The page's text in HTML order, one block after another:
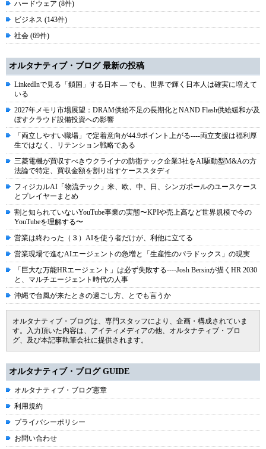
ハードウェア (8件)
ビジネス (143件)
社会 (69件)
オルタナティブ・ブログ 最新の投稿
LinkedInで見る「鎖国」する日本 ― でも、世界で輝く日本人は確実に増えて
いる
2027年メモリ市場展望：DRAM供給不足の長期化とNAND Flash供給緩和が及
ぼすクラウド設備投資への影響
「両立しやすい職場」で定着意向が44.9ポイント上がる----両立支援は福利厚
生ではなく、リテンション戦略である
三菱電機が買収すべきウクライナの防衛テック企業3社をAI駆動型M&Aの方
法論で特定、買収金額を割り出すケーススタディ
フィジカルAI「物流テック」米、欧、中、日、シンガポールのユースケース
とプレイヤーまとめ
割と知られていないYouTube事業の実態〜KPIや売上高など世界規模で今の
YouTubeを理解する〜
営業は終わった（３）AIを使う者だけが、利他に立てる
営業現場で進むAIエージェントの急増と「生産性のパラドックス」の現実
「巨大な万能HRエージェント」は必ず失敗する----Josh Bersinが描くHR 2030
と、マルチエージェント時代の人事
沖縄で台風が来たときの過ごし方、とでも言うか
オルタナティブ・ブログは、専門スタッフにより、企画・構成されていま
す。入力頂いた内容は、アイティメディアの他、オルタナティブ・ブロ
グ、及び本記事執筆会社に提供されます。
オルタナティブ・ブログ GUIDE
オルタナティブ・ブログ憲章
利用規約
プライバシーポリシー
お問い合わせ